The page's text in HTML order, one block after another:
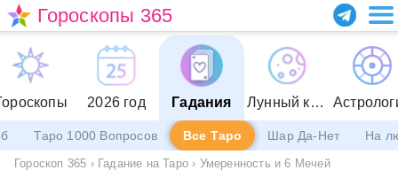
Гороскопы 365
2026 год Гадания Лунный календарь
Таро 1000 Вопросов Все Таро Шар Да-Нет На
Гороскоп 365 › Гадание на Таро › Умеренность и 6 Мечей